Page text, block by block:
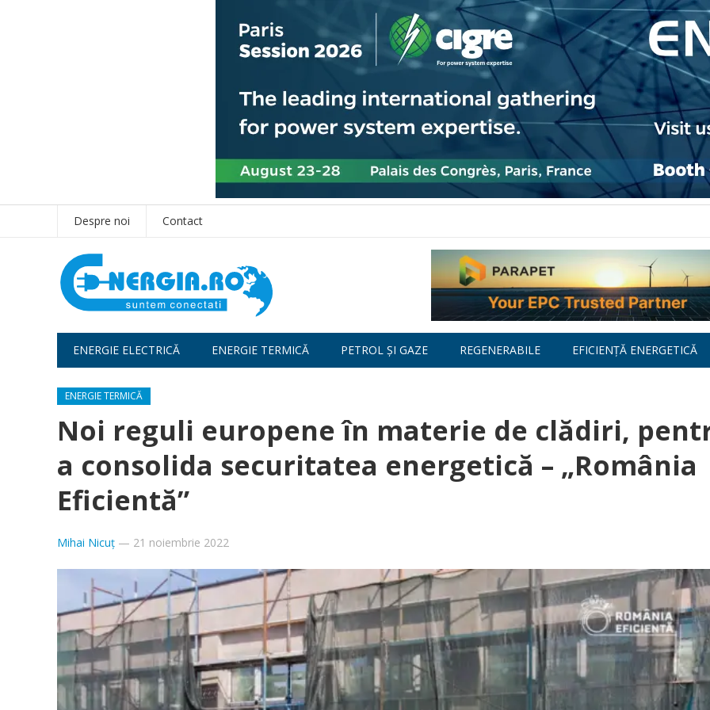
Despre noi Contact
ENERGIE ELECTRICĂ ENERGIE TERMICĂ PETROL ȘI GAZE REGENERABILE EFICIENȚĂ ENERGETICĂ
ENERGIE TERMICĂ
Noi reguli europene în materie de clădiri,
a consolida securitatea energetică – „România
Eficientă”
Mihai Nicuț — 21 noiembrie 2022